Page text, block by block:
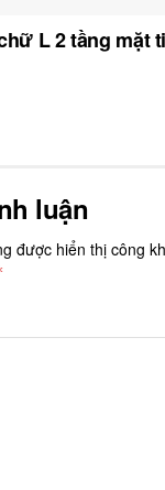
L 2 tầng mặt
luận
được hiển thị công